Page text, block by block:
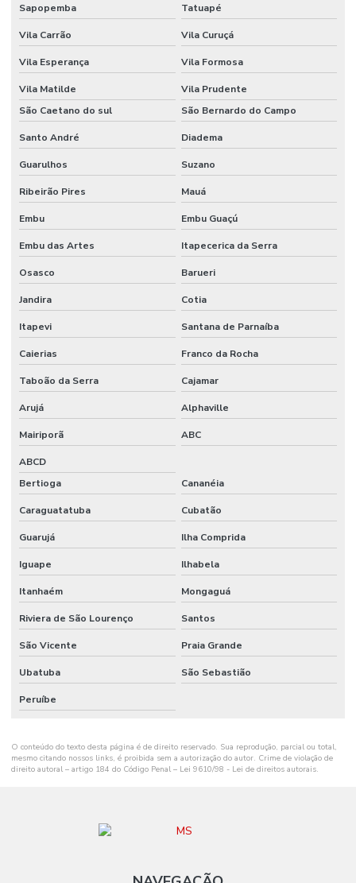
Fornecedor De Ribbon Cera No Paraná
Fornecedor Ribbon Cera 110x74 Em Minas Gerais
Fornecedores De Etiquetas Bopp Adesiva No Paraná
Fornecedores De Etiquetas Para Móveis Rs
Fornecedores De Etiquetas Removíveis
Fornecedores De Etiquetas Tag Para Roupas
Fornecedores De Etiquetas Térmicas Adesivas No Paraná
Fornecedores De Ribbon Cera Sul
Onde Comprar Etiquetas Couche Paraná
Onde Comprar Etiquetas Para Roupas Em Paraná
Onde Comprar Etiquetas Térmicas Adesivas No Sul
Onde Comprar Ribbon Cera 1 Polegada
Onde Comprar Ribbon Cera 110x74 No Paraná
Onde Comprar Ribbon Cera No Sul
Onde Comprar Ribbon Misto Paraná
Preço De Etiqueta De Gondola Branca Ou Amarela
Ribbon Cera 110mm
Ribbon Cera 110mm Distribuidor Em Mg
Ribbon Cera 110mm Para Impressão
Ribbon Cera 110mm X 74m Tubete 1 2 Polegada
Sapopemba Tatuapé
Vila Carrão Vila Curuçá
Vila Esperança Vila Formosa
Vila Matilde
Vila Prudente
São Caetano do sul
São Bernardo do Campo
Santo André Diadema
Guarulhos Suzano
Ribeirão Pires Mauá
Embu Embu Guaçú
Embu das Artes Itapecerica da Serra
Osasco Barueri
Jandira Cotia
Itapevi Santana de Parnaíba
Caierias Franco da Rocha
Taboão da Serra Cajamar
Arujá Alphaville
Mairiporã ABC
ABCD
Bertioga
Cananéia
Caraguatatuba Cubatão
Guarujá Ilha Comprida
Iguape Ilhabela
Itanhaém Mongaguá
Riviera de São Lourenço Santos
São Vicente Praia Grande
Ubatuba São Sebastião
Peruíbe
O conteúdo do texto desta página é de direito reservado. Sua reprodução, parcial ou total,
mesmo citando nossos links, é proibida sem a autorização do autor. Crime de violação de
direito autoral – artigo 184 do Código Penal – Lei 9610/98 - Lei de direitos autorais.